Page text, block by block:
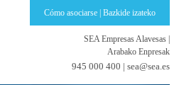
Cómo asociarse | Bazkide izateko
SEA Empresas Alavesas
Arabako Enpresak
945 000 400 | sea@sea.es